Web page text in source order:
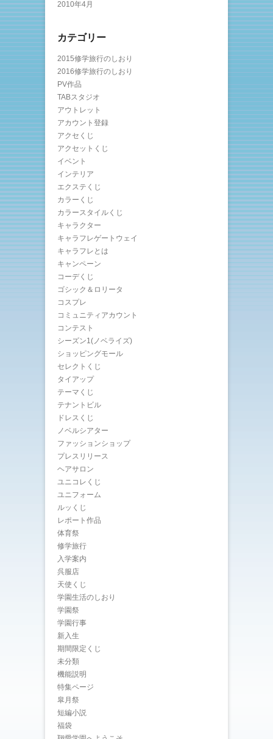
2010年4月
カテゴリー
2015修学旅行のしおり
2016修学旅行のしおり
PV作品
TABスタジオ
アウトレット
アカウント登録
アクセくじ
アクセットくじ
イベント
インテリア
エクステくじ
カラーくじ
カラースタイルくじ
キャラクター
キャラフレゲートウェイ
キャラフレとは
キャンペーン
コーデくじ
ゴシック＆ロリータ
コスプレ
コミュニティアカウント
コンテスト
シーズン1(ノベライズ)
ショッピングモール
セレクトくじ
タイアップ
テーマくじ
テナントビル
ドレスくじ
ノベルシアター
ファッションショップ
プレスリリース
ヘアサロン
ユニコレくじ
ユニフォーム
ルッくじ
レポート作品
体育祭
修学旅行
入学案内
呉服店
天使くじ
学園生活のしおり
学園祭
学園行事
新入生
期間限定くじ
未分類
機能説明
特集ページ
皐月祭
短編小説
福袋